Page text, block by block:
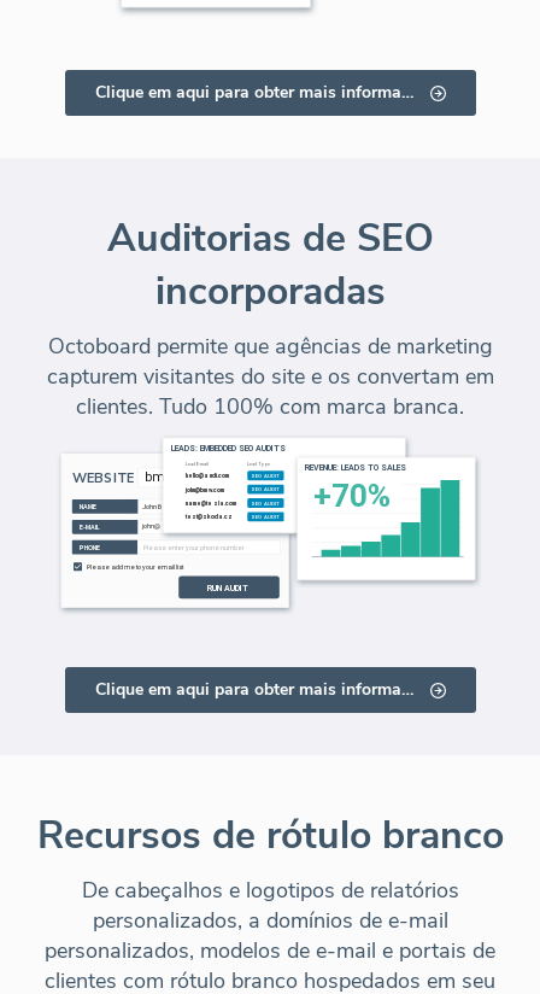
Clique em aqui para obter mais informações
Auditorias de SEO
incorporadas
Octoboard permite que agências de marketing
capturem visitantes do site e os convertam em
clientes. Tudo 100% com marca branca.
Clique em aqui para obter mais informações
Recursos de rótulo branco
De cabeçalhos e logotipos de relatórios
personalizados, a domínios de e-mail
personalizados, modelos de e-mail e portais de
clientes com rótulo branco hospedados em seu